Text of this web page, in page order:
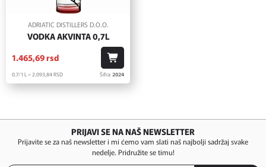
ADRIATIC DISTILLERS D.O.O.
VODKA AKVINTA 0,7L
1.465,69rsd
0.7/1 L = 2.093,84RSD Šifra:2024
PRIJAVI SE NA NAŠ NEWSLETTER
Prijavite se za naš newsletter i mi ćemo vam slati naš najbolji sadržaj svake
nedelje. Pridružite se timu!